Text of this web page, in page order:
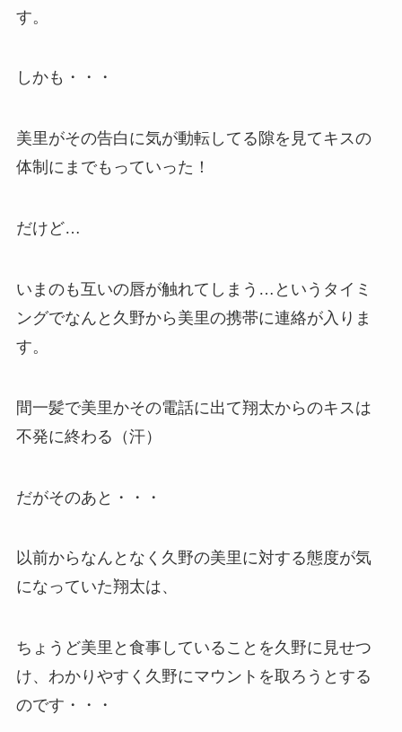
す。
しかも・・・
美里がその告白に気が動転してる隙を見てキスの
体制にまでもっていった！
だけど…
いまのも互いの唇が触れてしまう…というタイミ
ングでなんと久野から美里の携帯に連絡が入りま
す。
間一髪で美里かその電話に出て翔太からのキスは
不発に終わる（汗）
だがそのあと・・・
以前からなんとなく久野の美里に対する態度が気
になっていた翔太は、
ちょうど美里と食事していることを久野に見せつ
け、わかりやすく久野にマウントを取ろうとする
のです・・・